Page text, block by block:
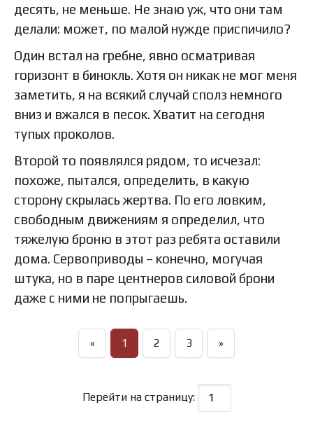
десять, не меньше. Не знаю уж, что они там
делали: может, по малой нужде приспичило?
Один встал на гребне, явно осматривая
горизонт в бинокль. Хотя он никак не мог меня
заметить, я на всякий случай сполз немного
вниз и вжался в песок. Хватит на сегодня
тупых проколов.
Второй то появлялся рядом, то исчезал:
похоже, пытался, определить, в какую
сторону скрылась жертва. По его ловким,
свободным движениям я определил, что
тяжелую броню в этот раз ребята оставили
дома. Сервоприводы – конечно, могучая
штука, но в паре центнеров силовой брони
даже с ними не попрыгаешь.
« 1 2 3 »
Перейти на страницу: